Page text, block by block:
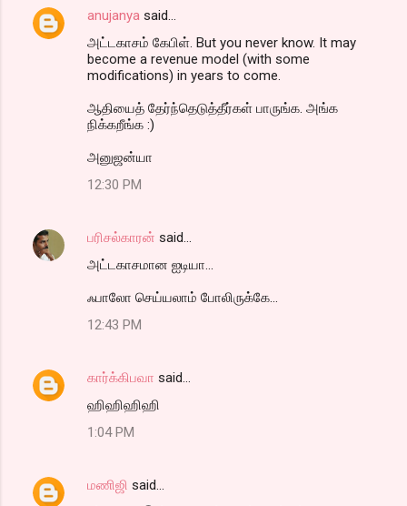
anujanya said…
அட்டகாசம் கேபிள். But you never know. It may
become a revenue model (with some
modifications) in years to come.
ஆதியைத் தேர்ந்தெடுத்தீர்கள் பாருங்க. அங்க
நிக்கறீங்க :)
அனுஜன்யா
12:30 PM
பரிசல்காரன் said…
அட்டகாசமான ஐடியா...
ஃபாலோ செய்யலாம் போலிருக்கே...
12:43 PM
கார்க்கிபவா said…
ஹிஹிஹிஹி
1:04 PM
மணிஜி said…